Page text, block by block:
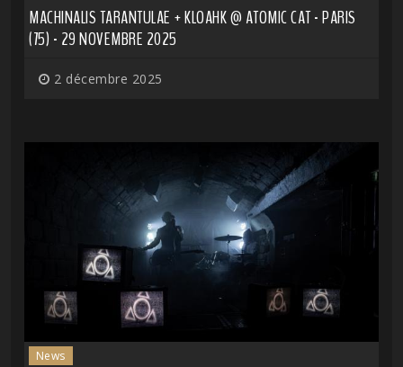
MACHINALIS TARANTULAE + KLOAHK @ ATOMIC CAT - PARIS
(75) - 29 NOVEMBRE 2025
2 décembre 2025
News